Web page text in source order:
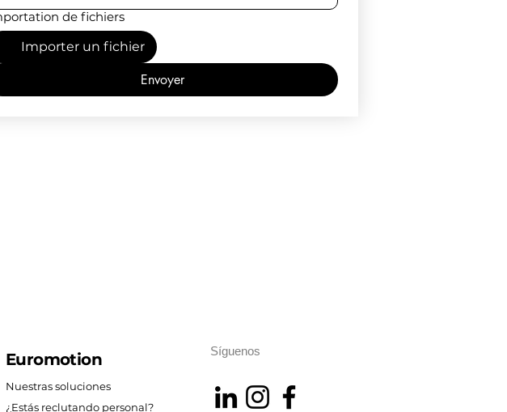
de fichiers
Importer un fichier
Envoyer
Euromotion
Nuestras soluciones
¿Estás reclutando personal?
Síguenos